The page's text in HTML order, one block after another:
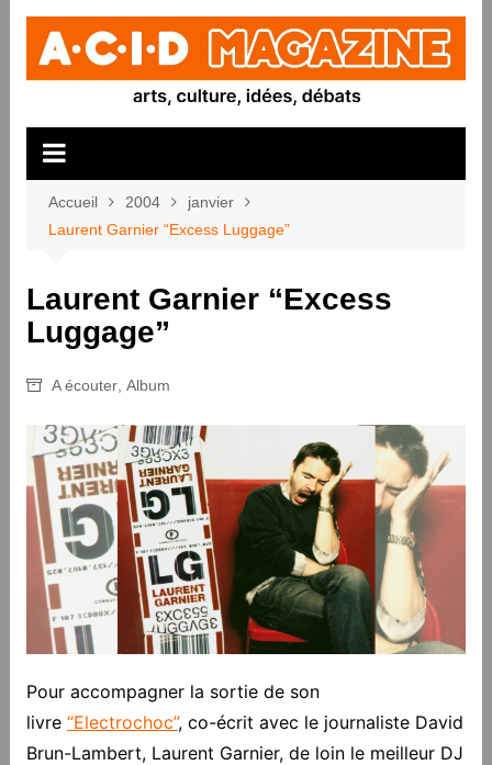
Aller
contenu
Accueil 2004
janvier
Laurent Garnier “Excess Luggage”
Laurent Garnier “Excess
Luggage”
A écouter, Album
Pour accompagner la sortie de son
livre “Electrochoc”, co-écrit avec le journaliste David
Brun-Lambert, Laurent Garnier, de loin le meilleur DJ